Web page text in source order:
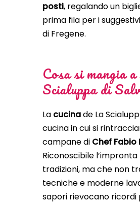
posti, regalando un
prima fila per i
di Fregene.
Cosa si mangia
Scialuppa di
La cucinade La
cucina in cui si
campane di Chef Fabio
Riconoscibile
tradizioni, ma che non
tecniche e moderne
sapori rievocano ricordi